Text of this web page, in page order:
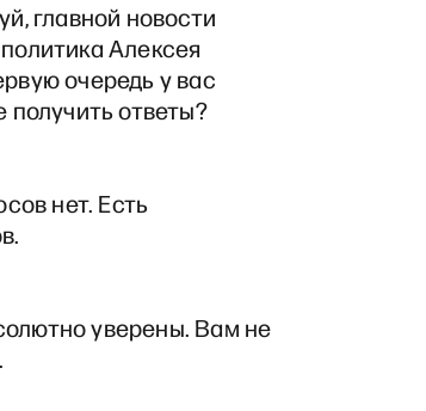
главной новости
Алексея
очередь у вас
получить ответы?
нет. Есть
уверены. Вам не